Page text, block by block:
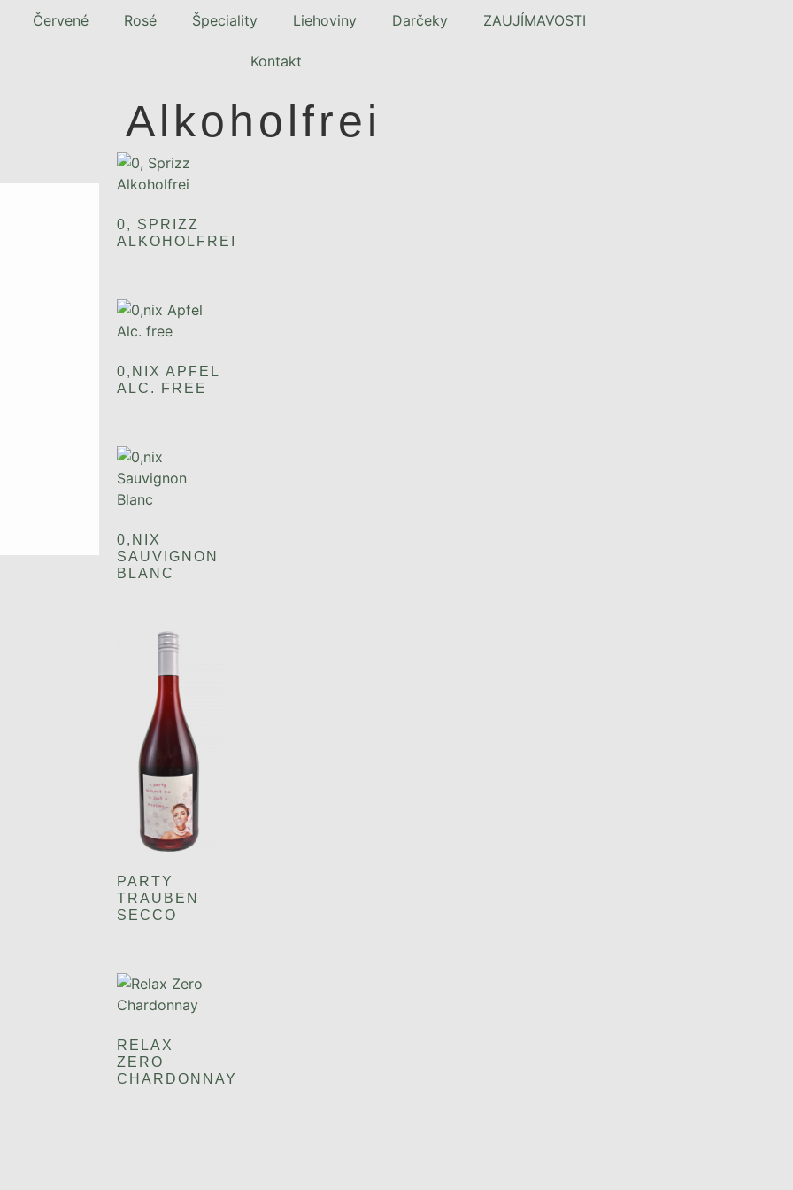
Červené Rosé Špeciality Liehoviny Darčeky ZAUJÍMAVOSTI
Kontakt
Alkoholfrei
0, SPRIZZ
ALKOHOLFREI
0,NIX APFEL
ALC. FREE
0,NIX
SAUVIGNON
BLANC
PARTY
TRAUBEN
SECCO
RELAX
ZERO
CHARDONNAY